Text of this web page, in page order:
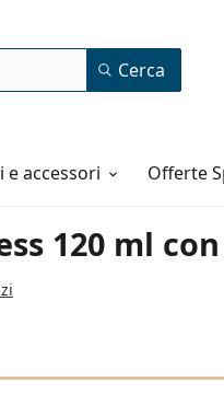
Cerca
e accessori offerte
120 ml